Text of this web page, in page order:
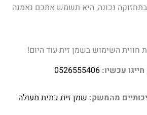
נכונה, היא תשמש אתכם נאמנה
חווית השימוש בשמן זית עוד היום!
עכשיו: 0526555406
מהמשק: שמן זית כתית מעולה